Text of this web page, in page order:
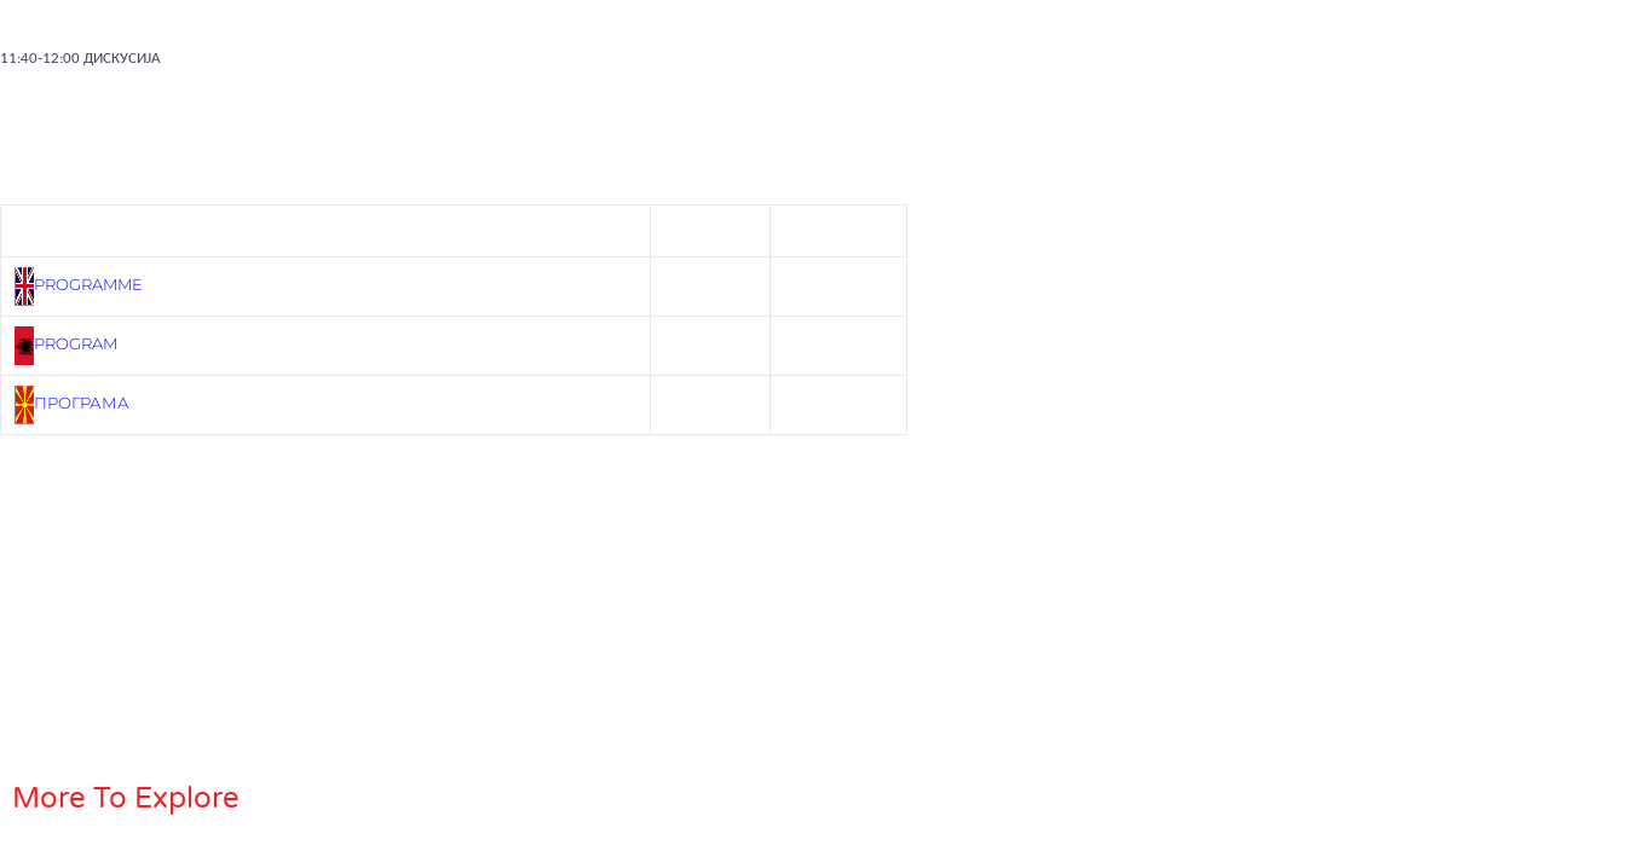
11:40-12:00 ДИСКУСИЈА
PROGRAMME
PROGRAM
ПРОГРАМА
More To Explore